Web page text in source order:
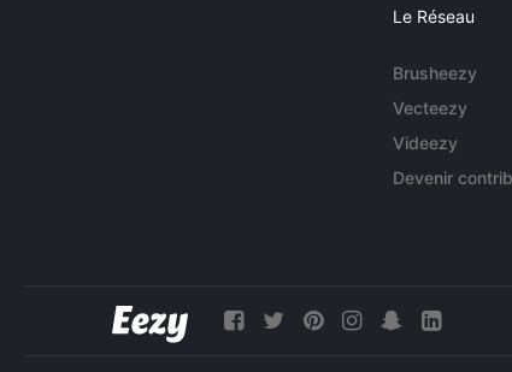
Le Réseau
Brusheezy
Vecteezy
Videezy
Devenir